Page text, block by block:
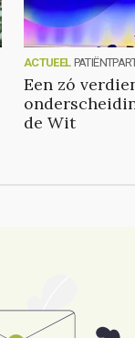
ACTUEEL
Een zó
de Wit